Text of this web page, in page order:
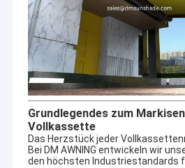
Grundlegendes zum
Vollkassette
Das Herzstück jeder
Bei DM AWNING entwickeln wir
den höchsten Industriestandards